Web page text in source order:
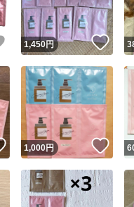
スピード＆安心発送
スピード発送
安心発送
いいね！
1,450円 い
いいね！
1,000円 い